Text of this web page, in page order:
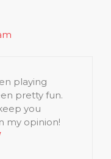
playing
pretty fun.
you
my opinion!